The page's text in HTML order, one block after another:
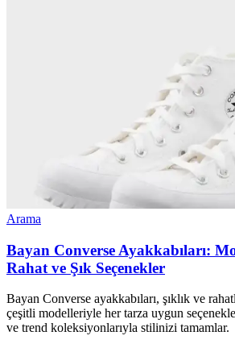
Arama
Bayan Converse Ayakkabıları:
Rahat ve Şık Seçenekler
Bayan Converse ayakkabıları, şıklık ve
çeşitli modelleriyle her tarza uygun
ve trend koleksiyonlarıyla stilinizi tamamlar.